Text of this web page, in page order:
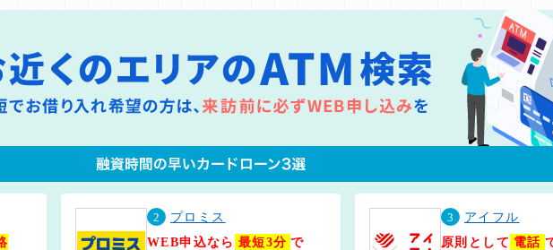
という収益モデルです。 ただし、特定の商品を根拠なくPRするものではなく、当編集部の調査／
供を行っています。
2
プロミス
WEB申込なら 最短3分 で
3
アイフル
原則として 電話